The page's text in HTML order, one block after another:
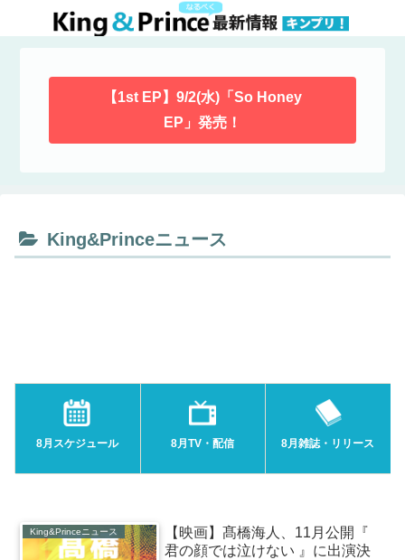
【1st EP】9/2(水)「So Honey
EP」発売！
King&Princeニュース
8月スケジュール 8月TV・配信 8月雑誌・リリース
King&Princeニュース
【映画】髙橋海人、11月公開『
君の顔では泣けない 』に出演決